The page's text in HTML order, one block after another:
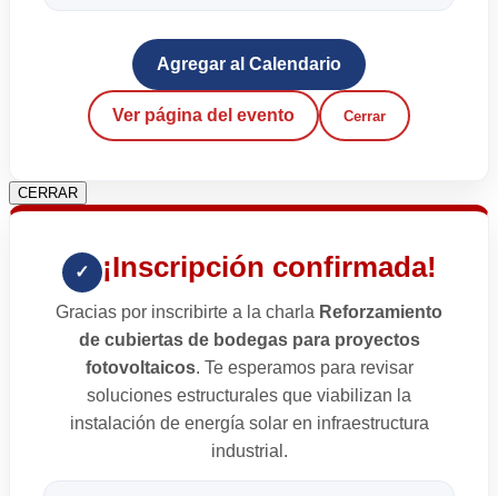
Agregar al Calendario
Ver página del evento Cerrar
CERRAR
✓ ¡Inscripción confirmada!
Gracias por inscribirte a la charla Reforzamiento
de cubiertas de bodegas para proyectos
fotovoltaicos. Te esperamos para revisar
soluciones estructurales que viabilizan la
instalación de energía solar en infraestructura
industrial.